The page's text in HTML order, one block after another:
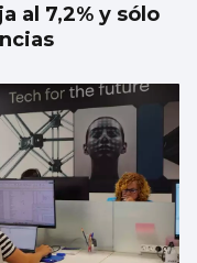
al 7,2% y sólo